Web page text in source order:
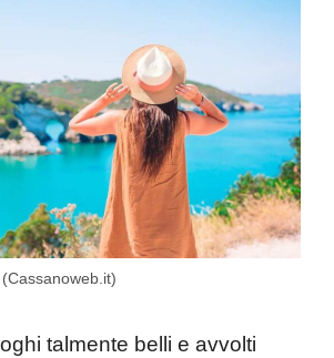
talmente belli e avvolti